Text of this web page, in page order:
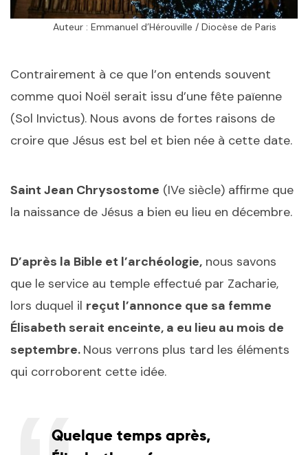
Auteur : Emmanuel d’Hérouville / Diocèse de Paris
Contrairement à ce que l’on entends souvent
comme quoi Noël serait issu d’une fête païenne
(Sol Invictus). Nous avons de fortes raisons de
croire que Jésus est bel et bien née à cette date.
Saint Jean Chrysostome (IVe siècle) affirme que
la naissance de Jésus a bien eu lieu en décembre.
D’après la Bible et l’archéologie, nous savons
que le service au temple effectué par Zacharie,
lors duquel il reçut l’annonce que sa femme
Élisabeth serait enceinte, a eu lieu au mois de
septembre. Nous verrons plus tard les éléments
qui corroborent cette idée.
Quelque temps après,